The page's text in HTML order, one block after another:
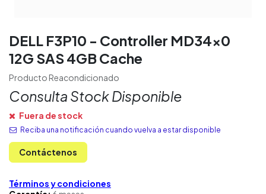
DELL F3P10 - Controller MD34x0
12G SAS 4GB Cache
Producto Reacondicionado
Consulta Stock Disponible
Fuera de stock
Reciba una notificación cuando vuelva a estar disponible
Contáctenos
Términos y condiciones